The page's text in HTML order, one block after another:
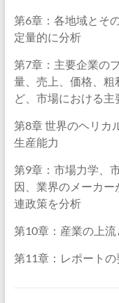
第6章：各地域とそ
定量的に分析
第7章：主要企業の
量、売上、価格、
ど、市場における
第8章 世界のヘリカ
生産能力
第9章：市場力学、
因、業界のメーカ
連政策を分析
第10章：産業の上
第11章：レポート